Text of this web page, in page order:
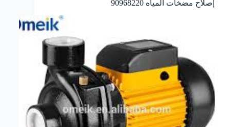
إصلاح مضخات المياه 90968220